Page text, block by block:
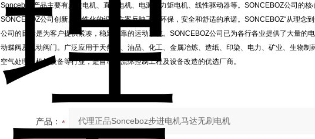
Sonceboz产品主要有步进电机、直流电机、电源、力矩电机、线性驱动器等。SONCEBOZ公司的核
SONCEBOZ公司创新且个性化的设计方案反映了对环保，安全和舒适的承诺。SONCEBOZ“从理念
公司的目标是为客户提供紧凑，稳定可靠的运动系统。SONCEBOZ公司已为各行各业提供了大量的
动蝶阀及气动阀门。广泛应用于天然气、油品、化工、金属冶炼、造纸、印染、电力、矿业、生物制
空气处理及机械设备等行业，是自动化流体控制工程及设备改造的优选厂商。
产品：